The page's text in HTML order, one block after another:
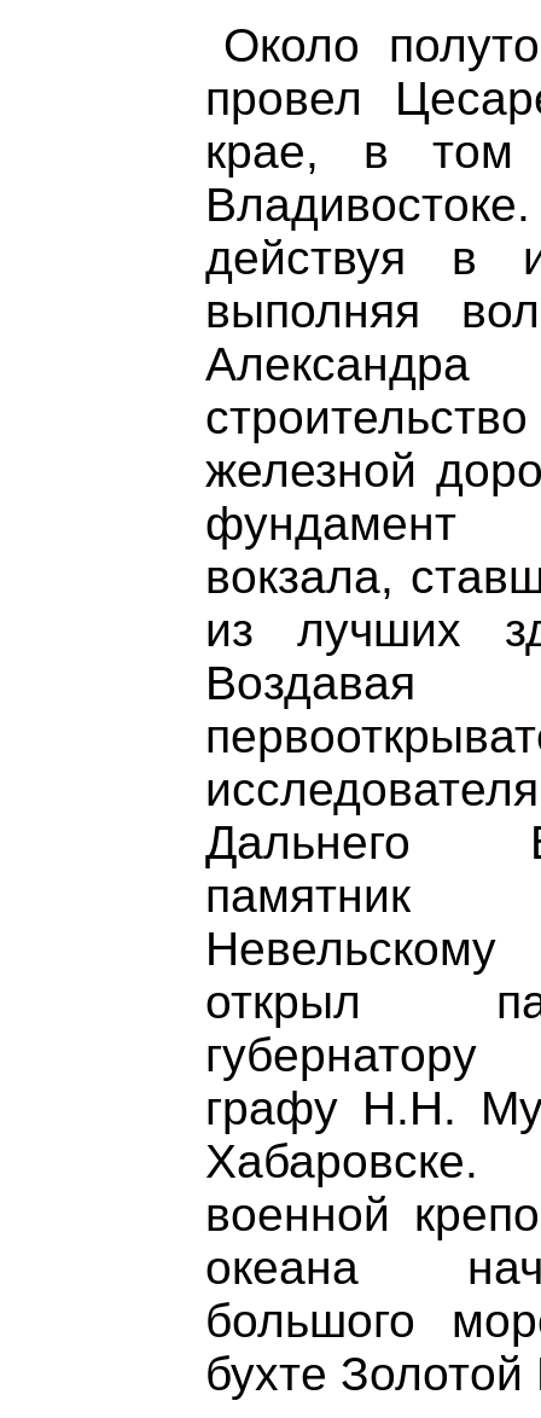
Около
провел
крае, в
действуя в
выполняя
железной
фундамент
вокзала,
из лучших
Дальнего
открыл
графу Н.Н.
военной
океана
большого
бухте Золотой